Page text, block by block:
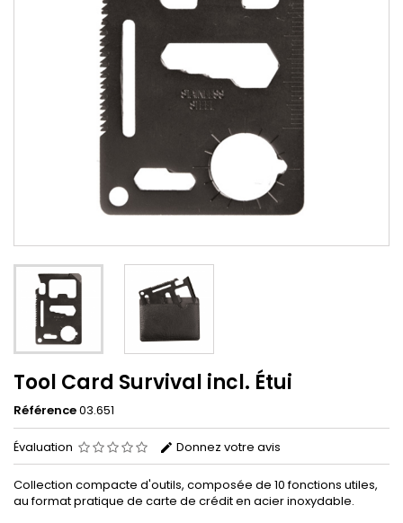
Tool Card Survival incl. Étui
Référence03.651
Évaluation Donnez votre avis
Collection compacte d'outils, composée de 10 fonctions utiles,
au format pratique de carte de crédit en acier inoxydable.